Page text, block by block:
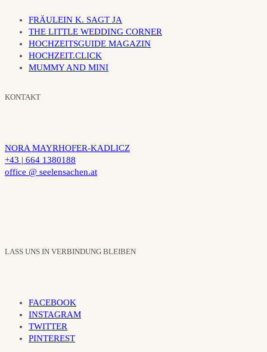
FRÄULEIN K. SAGT JA
THE LITTLE WEDDING CORNER
HOCHZEITSGUIDE MAGAZIN
HOCHZEIT.CLICK
MUMMY AND MINI
KONTAKT
NORA MAYRHOFER-KADLICZ
+43 | 664 1380188
office @ seelensachen.at
LASS UNS IN VERBINDUNG BLEIBEN
FACEBOOK
INSTAGRAM
TWITTER
PINTEREST